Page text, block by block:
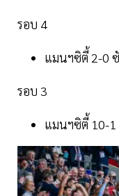
รอบ 4
แมนฯซิตี้ 2-0
รอบ 3
แมนฯซิตี้ 10-1